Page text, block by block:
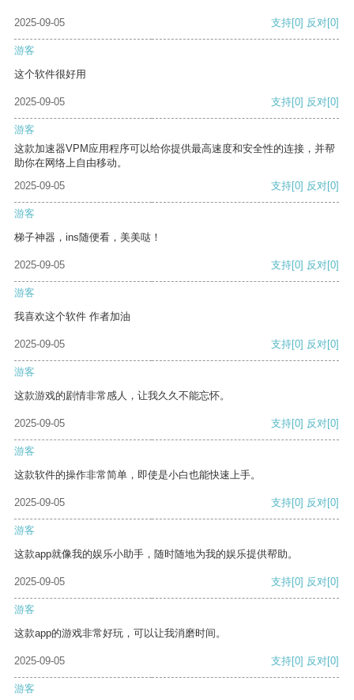
2025-09-05 支持[0] 反对[0]
游客
这个软件很好用
2025-09-05 支持[0] 反对[0]
游客
这款加速器VPM应用程序可以给你提供最高速度和安全性的连接，并帮
助你在网络上自由移动。
2025-09-05
支持[0] 反对[0]
游客
梯子神器，ins随便看，美美哒！
2025-09-05 支持[0] 反对[0]
游客
我喜欢这个软件 作者加油
2025-09-05 支持[0] 反对[0]
游客
这款游戏的剧情非常感人，让我久久不能忘怀。
2025-09-05 支持[0] 反对[0]
游客
这款软件的操作非常简单，即使是小白也能快速上手。
2025-09-05 支持[0] 反对[0]
游客
这款app就像我的娱乐小助手，随时随地为我的娱乐提供帮助。
2025-09-05 支持[0] 反对[0]
游客
这款app的游戏非常好玩，可以让我消磨时间。
2025-09-05 支持[0] 反对[0]
游客